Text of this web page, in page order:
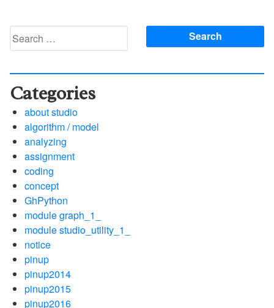
Search
for:
Categories
about studio
algorithm / model
analyzing
assignment
coding
concept
GhPython
module graph_1_
module studio_utility_1_
notice
pinup
pinup2014
pinup2015
pinup2016